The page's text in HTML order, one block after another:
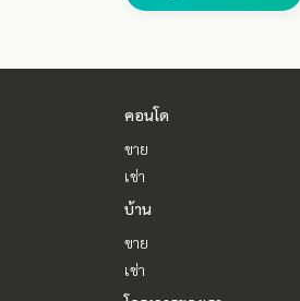
คอนโด
ขาย
เช่า
บ้าน
ขาย
เช่า